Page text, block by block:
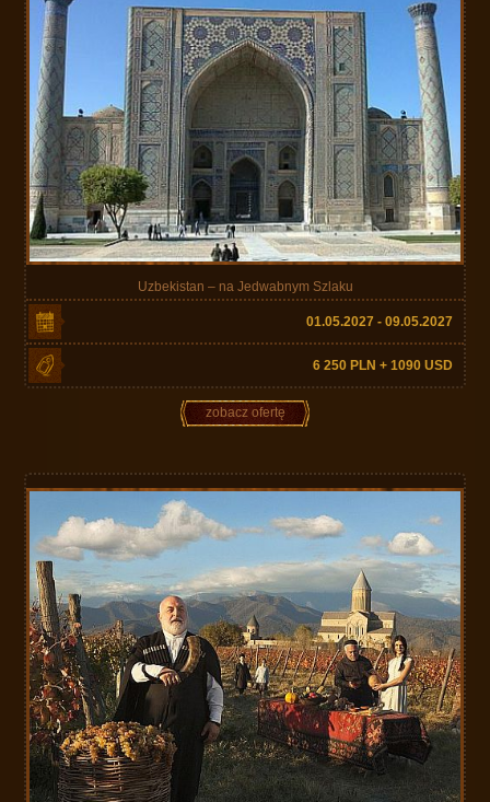
Uzbekistan – na Jedwabnym Szlaku
01.05.2027 - 09.05.2027
6 250 PLN + 1090 USD
zobacz ofertę